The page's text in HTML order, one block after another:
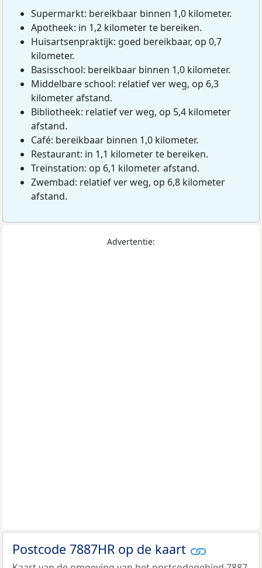
Supermarkt: bereikbaar binnen 1,0 kilometer.
Apotheek: in 1,2 kilometer te bereiken.
Huisartsenpraktijk: goed bereikbaar, op 0,7
kilometer.
Basisschool: bereikbaar binnen 1,0 kilometer.
Middelbare school: relatief ver weg, op 6,3
kilometer afstand.
Bibliotheek: relatief ver weg, op 5,4 kilometer
afstand.
Café: bereikbaar binnen 1,0 kilometer.
Restaurant: in 1,1 kilometer te bereiken.
Treinstation: op 6,1 kilometer afstand.
Zwembad: relatief ver weg, op 6,8 kilometer
afstand.
Advertentie:
Postcode 7887HR op de kaart